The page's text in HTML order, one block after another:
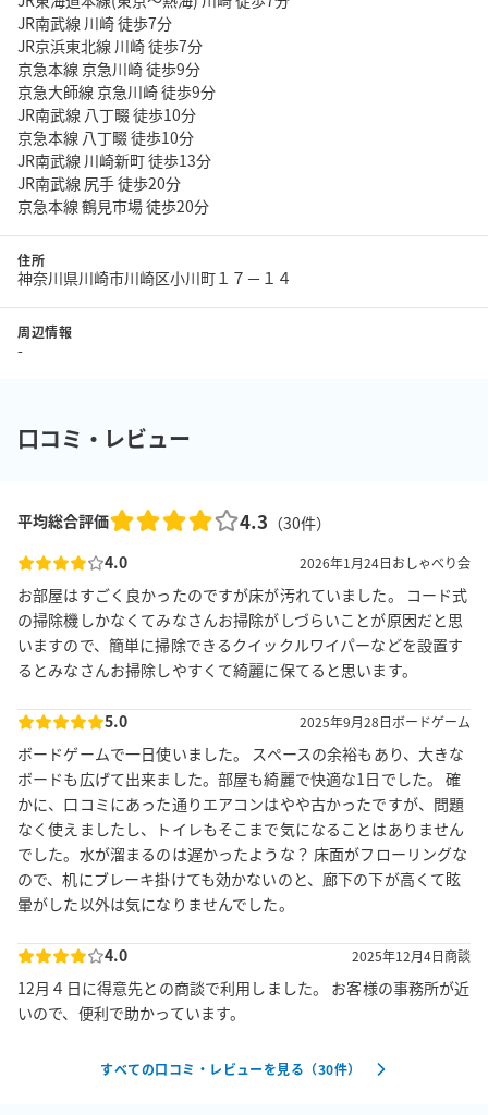
JR南武線 川崎 徒歩7分
JR京浜東北線 川崎 徒歩7分
京急本線 京急川崎 徒歩9分
京急大師線 京急川崎 徒歩9分
JR南武線 八丁畷 徒歩10分
京急本線 八丁畷 徒歩10分
JR南武線 川崎新町 徒歩13分
JR南武線 尻手 徒歩20分
京急本線 鶴見市場 徒歩20分
住所
神奈川県川崎市川崎区小川町１７－１４
周辺情報
-
口コミ・レビュー
平均総合評価 4.3 （30件）
4.0
2026年1月24日おしゃべり会
お部屋はすごく良かったのですが床が汚れていました。 コード式
の掃除機しかなくてみなさんお掃除がしづらいことが原因だと思
いますので、簡単に掃除できるクイックルワイパーなどを設置す
るとみなさんお掃除しやすくて綺麗に保てると思います。
5.0 2025年9月28日ボードゲーム
ボードゲームで一日使いました。 スペースの余裕もあり、大きな
ボードも広げて出来ました。部屋も綺麗で快適な1日でした。 確
かに、口コミにあった通りエアコンはやや古かったですが、問題
なく使えましたし、トイレもそこまで気になることはありません
でした。水が溜まるのは遅かったような？ 床面がフローリングな
ので、机にブレーキ掛けても効かないのと、廊下の下が高くて眩
暈がした以外は気になりませんでした。
4.0 2025年12月4日商談
12月４日に得意先との商談で利用しました。 お客様の事務所が近
いので、便利で助かっています。
すべての口コミ・レビューを見る（30件）